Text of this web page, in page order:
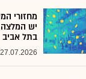
מחזורי
יש
בתל אביב
27.07.2026